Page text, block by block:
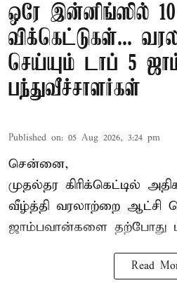
ஒரே இன்னிங்ஸில் 10
விக்கெட்டுகள்...
செய்யும் டாப் 5
பந்துவீச்சாளர்கள்
Published on: 05 Aug 2026, 3:24 pm
சென்னை,
முதல்தர கிரிக்கெட்டில்
வீழ்த்தி வரலாற்றை ஆட்சி
ஜாம்பவான்களை தற்போது
Read